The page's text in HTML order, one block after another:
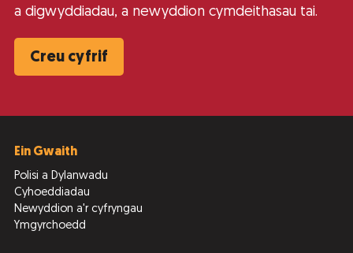
a digwyddiadau, a newyddion cymdeithasau tai.
Creu cyfrif
Ein Gwaith
Polisi a Dylanwadu
Cyhoeddiadau
Newyddion a'r cyfryngau
Ymgyrchoedd